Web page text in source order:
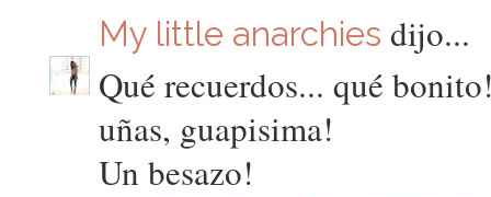
My little anarchies dijo...
Qué recuerdos... qué
uñas, guapisima!
Un besazo!